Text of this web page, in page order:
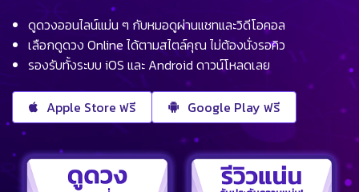
ดูดวงออนไลน์แม่น ๆ กับหมอดูผ่านแชทและวิดีโอคอล
เลือกดูดวง Online ได้ตามสไตล์คุณ ไม่ต้องนั่งรอคิว
รองรับทั้งระบบ iOS และ Android ดาวน์โหลดเลย
Apple Store ฟรี Google Play ฟรี